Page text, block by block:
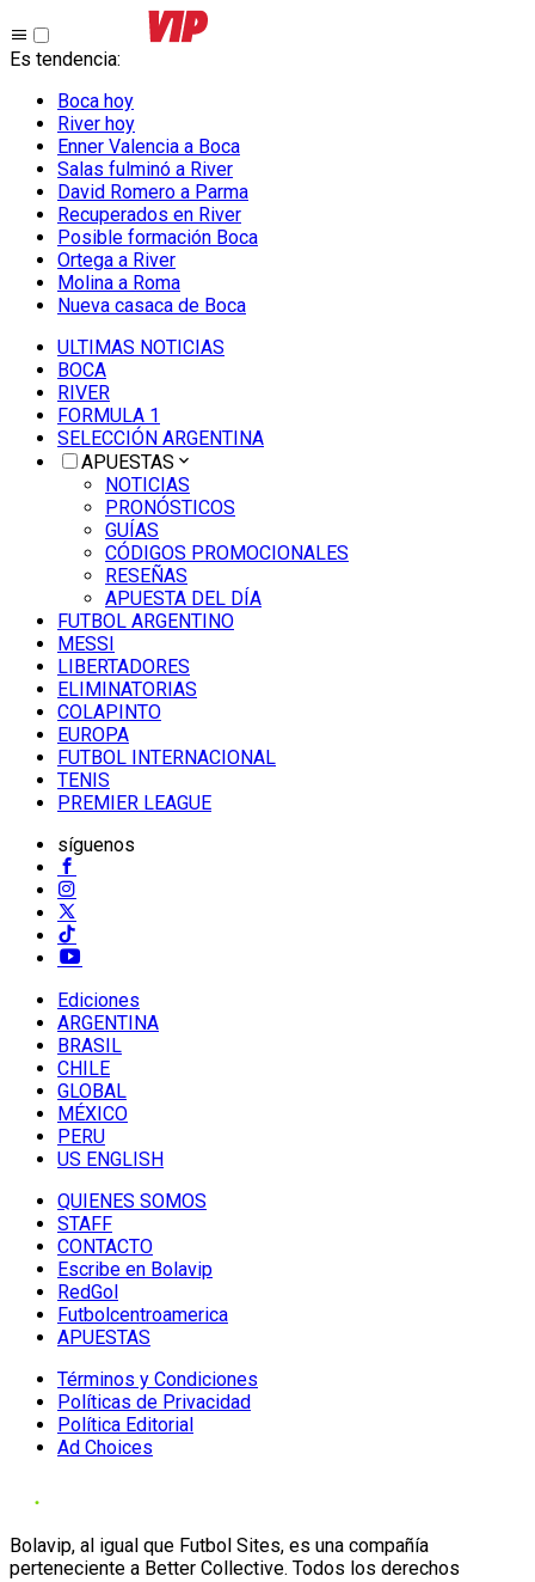
Es tendencia:
Boca hoy
River hoy
Enner Valencia a Boca
Salas fulminó a River
David Romero a Parma
Recuperados en River
Posible formación Boca
Ortega a River
Molina a Roma
Nueva casaca de Boca
ULTIMAS NOTICIAS
BOCA
RIVER
FORMULA 1
SELECCIÓN ARGENTINA
APUESTAS
NOTICIAS
PRONÓSTICOS
GUÍAS
CÓDIGOS PROMOCIONALES
RESEÑAS
APUESTA DEL DÍA
FUTBOL ARGENTINO
MESSI
LIBERTADORES
ELIMINATORIAS
COLAPINTO
EUROPA
FUTBOL INTERNACIONAL
TENIS
PREMIER LEAGUE
síguenos
Ediciones
ARGENTINA
BRASIL
CHILE
GLOBAL
MÉXICO
PERU
US ENGLISH
QUIENES SOMOS
STAFF
CONTACTO
Escribe en Bolavip
RedGol
Futbolcentroamerica
APUESTAS
Términos y Condiciones
Políticas de Privacidad
Política Editorial
Ad Choices
Bolavip, al igual que Futbol Sites, es una compañía
perteneciente a Better Collective. Todos los derechos